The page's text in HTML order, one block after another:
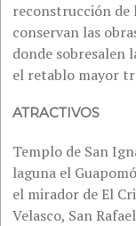
reconstrucción de
conservan las
donde sobresalen
el retablo mayor
ATRACTIVOS
Templo de San
laguna el
el mirador de El
Velasco, San